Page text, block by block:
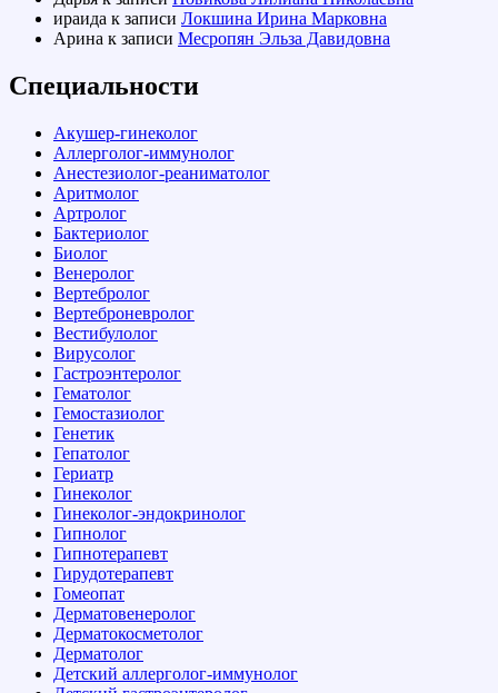
ираида к записи Локшина Ирина Марковна
Арина к записи Месропян Эльза Давидовна
Специальности
Акушер-гинеколог
Аллерголог-иммунолог
Анестезиолог-реаниматолог
Аритмолог
Артролог
Бактериолог
Биолог
Венеролог
Вертебролог
Вертеброневролог
Вестибулолог
Вирусолог
Гастроэнтеролог
Гематолог
Гемостазиолог
Генетик
Гепатолог
Гериатр
Гинеколог
Гинеколог-эндокринолог
Гипнолог
Гипнотерапевт
Гирудотерапевт
Гомеопат
Дерматовенеролог
Дерматокосметолог
Дерматолог
Детский аллерголог-иммунолог